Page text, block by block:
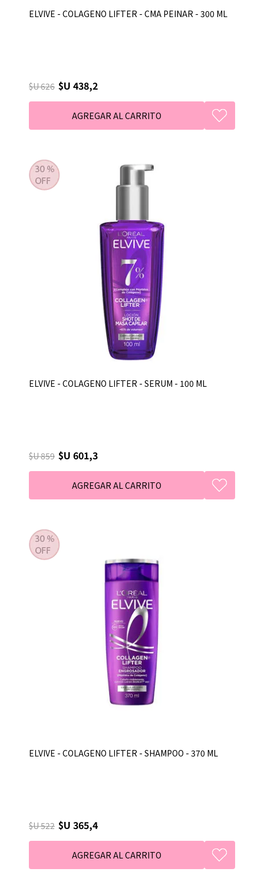
ELVIVE - COLAGENO LIFTER - CMA PEINAR - 300 ML
$U 626 $U 438,2
ELVIVE - COLAGENO LIFTER - SERUM - 100 ML
$U 859 $U 601,3
ELVIVE - COLAGENO LIFTER - SHAMPOO - 370 ML
$U 522 $U 365,4